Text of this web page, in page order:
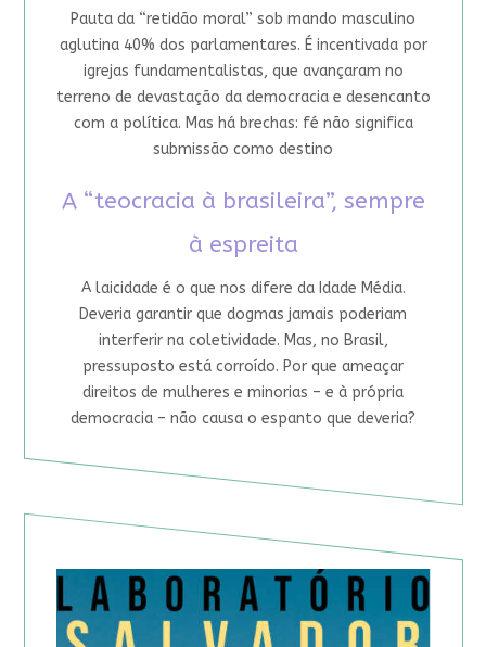
Pauta da “retidão moral” sob mando masculino
aglutina 40% dos parlamentares. É incentivada por
igrejas fundamentalistas, que avançaram no
terreno de devastação da democracia e desencanto
com a política. Mas há brechas: fé não significa
submissão como destino
A “teocracia à brasileira”, sempre
à espreita
A laicidade é o que nos difere da Idade Média.
Deveria garantir que dogmas jamais poderiam
interferir na coletividade. Mas, no Brasil,
pressuposto está corroído. Por que ameaçar
direitos de mulheres e minorias – e à própria
democracia – não causa o espanto que deveria?